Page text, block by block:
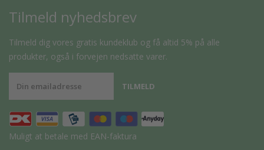
Tilmeld nyhedsbrev
Tilmeld dig vores gratis kundeklub og få altid 5% på alle
produkter, også i forvejen nedsatte varer.
Muligt at betale med EAN-faktura